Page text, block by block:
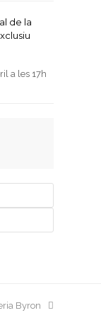
de la
a les 17h
Byron